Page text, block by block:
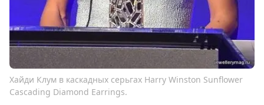
Хайди Клум в каскадных серьгах Harry Winston Sunflower
Cascading Diamond Earrings.